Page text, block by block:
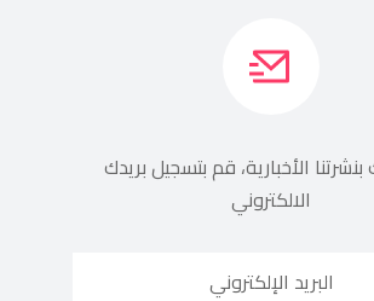
بنشرتنا الأخبارية، قم بتسجيل بريدك
الالكتروني